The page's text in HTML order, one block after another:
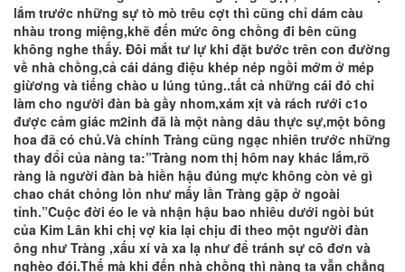
lắm trước những sự tò mò trêu cợt thì cũng chỉ dám càu
nhàu trong miệng,khẽ đến mức ông chồng đi bên cũng
không nghe thấy. Đôi mắt tư lự khi đặt bước trên con đường
về nhà chồng,cả cái dáng điệu khép nép ngồi mớm ở mép
giừơng và tiếng chào u lúng túng..tất cả những cái đó chỉ
làm cho người đàn bà gầy nhom,xám xịt và rách rưới c1o
được cảm giác m2inh đã là một nàng dâu thực sự,một bông
hoa đã có chủ.Và chính Tràng cũng ngạc nhiên trước những
thay đổi của nàng ta:”Tràng nom thị hôm nay khác lắm,rõ
ràng là người đàn bà hiền hậu đúng mực không còn vẻ gì
chao chát chỏng lỏn như mấy lần Tràng gặp ở ngoài
tỉnh.”Cuộc đời éo le và nhận hậu bao nhiêu dưới ngòi bút
của Kim Lân khi chị vợ kia lại chịu đi theo một người đàn
ông như Tràng ,xấu xí và xa lạ như để tránh sự cô đơn và
nghèo đói.Thế mà khi đến nhà chồng thì nàng ta vẫn chẳng